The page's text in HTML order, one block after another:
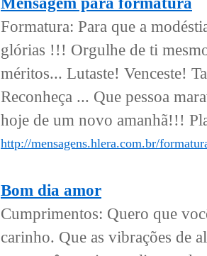
Formatura: Para que a
glórias !!! Orgulhe de ti
méritos... Lutaste! Venceste!
Reconheça ... Que pessoa
hoje de um novo amanhã!!!
http://mensagens.hlera.com.br/
Bom dia amor
Cumprimentos: Quero que
carinho. Que as vibrações de